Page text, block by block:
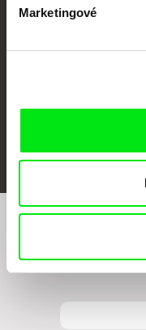
Marketingové
Chcete být